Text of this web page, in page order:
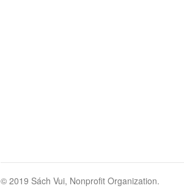
© 2019 Sách Vui, Nonprofit Organization.